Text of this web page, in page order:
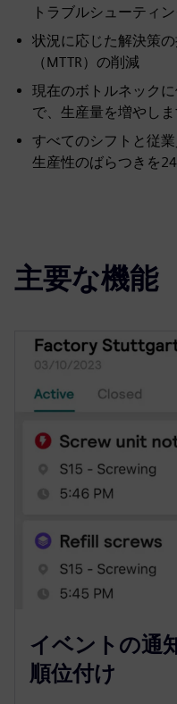
トラブルシューティ
状況に応じた解決策
（MTTR）の削減
現在のボトルネック
で、生産量を増やし
すべてのシフトと従
生産性のばらつきを
主要な機能
イベントの通
順位付け